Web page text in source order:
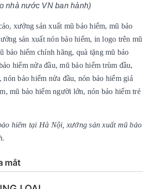
nhà nước VN ban hành)
xưởng sản xuất mũ bảo hiểm, mũ bảo
sản xuất nón bảo hiểm, in logo trên mũ
bảo hiểm chính hãng, quà tặng mũ bảo
hiểm nửa đầu, mũ bảo hiểm trùm đầu,
bảo hiểm nửa đầu, nón bảo hiểm giá
mũ bảo hiểm người lớn, nón bảo hiểm trẻ
hiểm tại Hà Nội, xưởng sản xuất mũ bảo
mắt